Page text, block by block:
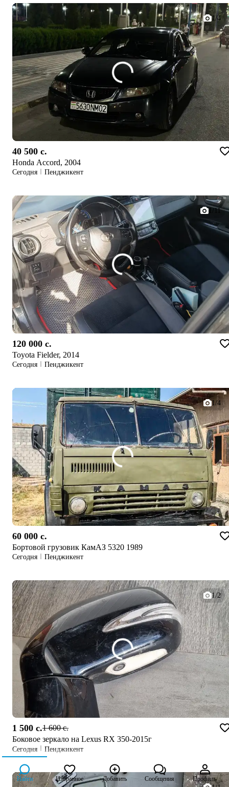
1/4
40 500 c.
Honda Accord, 2004
Сегодня Пенджикент
1/11
120 000 c.
Toyota Fielder, 2014
Сегодня Пенджикент
1/4
60 000 c.
Бортовой грузовик КамАЗ 5320 1989
Сегодня Пенджикент
1/2
1 500 c.1 600 c.
Боковое зеркало на Lexus RX 350-2015г
Сегодня Пенджикент
Найти Избранное Добавить Сообщения Профиль